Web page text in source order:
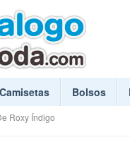
Camisetas Bolsos
Roxy Índigo